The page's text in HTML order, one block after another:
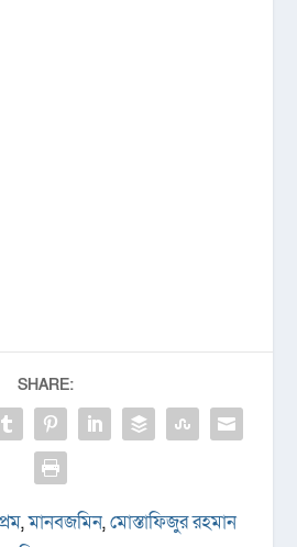
SHARE:
,মানবজমিন,মোস্তাফিজুর রহমান